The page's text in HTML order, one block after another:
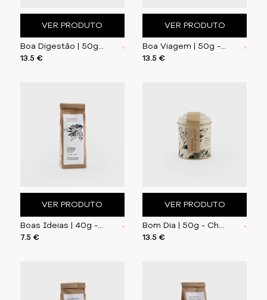
VER PRODUTO
Boa Digestão | 50g - Tisana de Hortelã, Camomila,
13.5 €
VER PRODUTO
Boa Viagem | 50g - Chá Preto com Morango, Arando,
13.5 €
VER PRODUTO
Boas Ideias | 40g - Chá Verde com Casca
7.5 €
VER PRODUTO
13.5 €